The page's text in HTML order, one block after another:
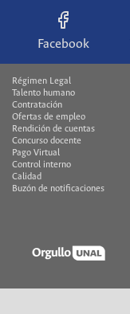
Facebook
Régimen Legal
Talento humano
Contratación
Ofertas de empleo
Rendición de cuentas
Concurso docente
Pago Virtual
Control interno
Calidad
Buzón de notificaciones